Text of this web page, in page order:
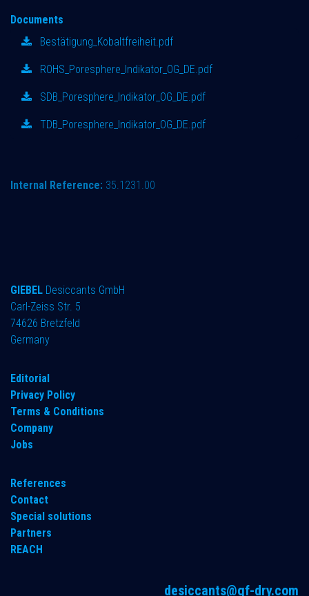
Documents
Bestätigung_Kobaltfreiheit.pdf
ROHS_Poresphere_Indikator_OG_DE.pdf
SDB_Poresphere_Indikator_OG_DE.pdf
TDB_Poresphere_Indikator_OG_DE.pdf
Internal Reference: 35.1231.00
GIEBEL Desiccants GmbH
Carl-Zeiss Str. 5
74626 Bretzfeld
Germany
​Editorial
Privacy Policy
Terms & Conditions
Company
Jobs
References
Contact
Special solutions
Partners
REACH
desiccants@gf-dry.com